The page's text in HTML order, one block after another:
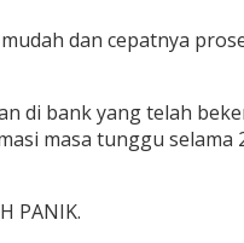
dan cepatnya
di bank yang telah
masa tunggu selama
PANIK.